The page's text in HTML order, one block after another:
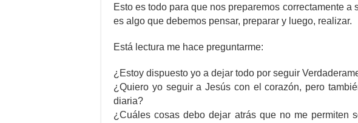
Esto es todo para que nos preparemos correctamente
es algo que debemos pensar, preparar y luego, realizar.
Está lectura me hace preguntarme:
¿Estoy dispuesto yo a dejar todo por seguir
¿Quiero yo seguir a Jesús con el corazón, pero
diaria?
¿Cuáles cosas debo dejar atrás que no me permiten